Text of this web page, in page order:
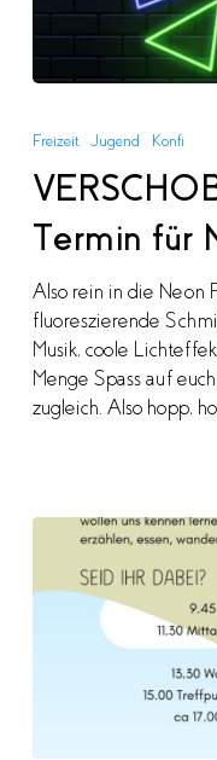
Termin
für
DISCO
Freizeit Jugend Konfi
Termin für
Also rein in die Neon
fluoreszierende
Musik, coole
Menge Spass auf
zugleich. Also hopp,